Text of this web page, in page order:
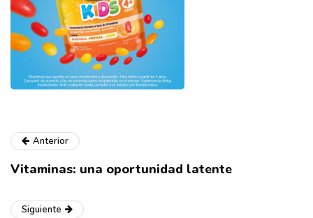
Anterior
Vitaminas: una oportunidad latente
Siguiente